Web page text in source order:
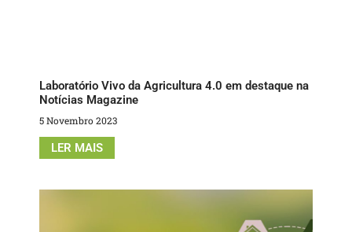
Laboratório Vivo da Agricultura 4.0 em destaque na
Notícias Magazine
5 Novembro 2023
LER MAIS